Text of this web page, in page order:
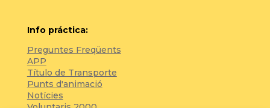
Info práctica:
Preguntes Freqüents
APP
Título de Transporte
Punts d'animació
Notícies